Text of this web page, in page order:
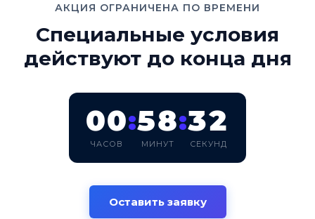
АКЦИЯ ОГРАНИЧЕНА ПО ВРЕМЕНИ
Специальные условия
действуют до конца дня
00
ЧАСОВ
:58
МИНУТ
:30
СЕКУНД
Оставить заявку